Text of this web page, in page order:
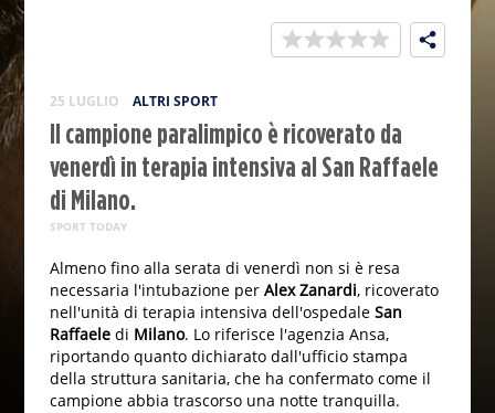
25 LUGLIO ALTRI SPORT
Il campione paralimpico è ricoverato da
venerdì in terapia intensiva al San Raffaele
di Milano.
SPORT TODAY
Almeno fino alla serata di venerdì non si è resa
necessaria l'intubazione per Alex Zanardi, ricoverato
nell'unità di terapia intensiva dell'ospedale San
Raffaeledi Milano. Lo riferisce l'agenzia Ansa,
riportando quanto dichiarato dall'ufficio stampa
della struttura sanitaria, che ha confermato come il
campione abbia trascorso una notte tranquilla.